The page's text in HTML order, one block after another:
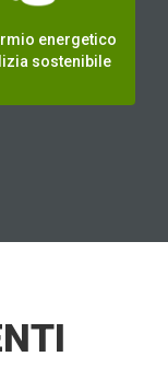
energetico
sostenibile